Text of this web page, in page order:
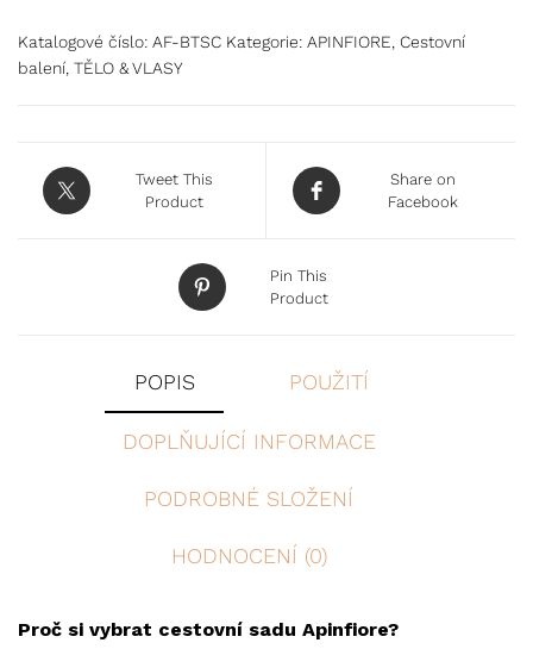
Katalogové číslo: AF-BTSC Kategorie: APINFIORE, Cestovní
balení, TĚLO & VLASY
Tweet This
Product
Share on
Facebook
Pin This
Product
POPIS POUŽITÍ
DOPLŇUJÍCÍ INFORMACE
PODROBNÉ SLOŽENÍ
HODNOCENÍ (0)
Proč si vybrat cestovní sadu Apinfiore?